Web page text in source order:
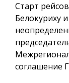
Старт
Белокуриху
соглашение